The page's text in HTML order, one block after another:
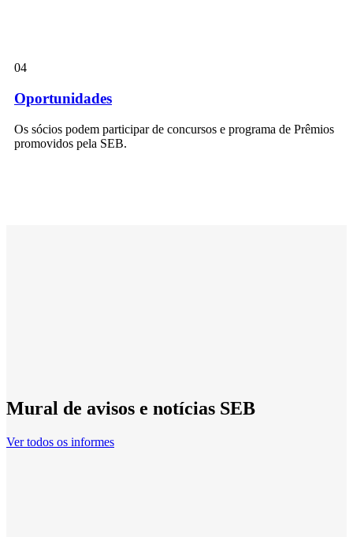
04
Oportunidades
Os sócios podem participar de concursos e programa de Prêmios
promovidos pela SEB.
Mural de avisos e notícias SEB
Ver todos os informes